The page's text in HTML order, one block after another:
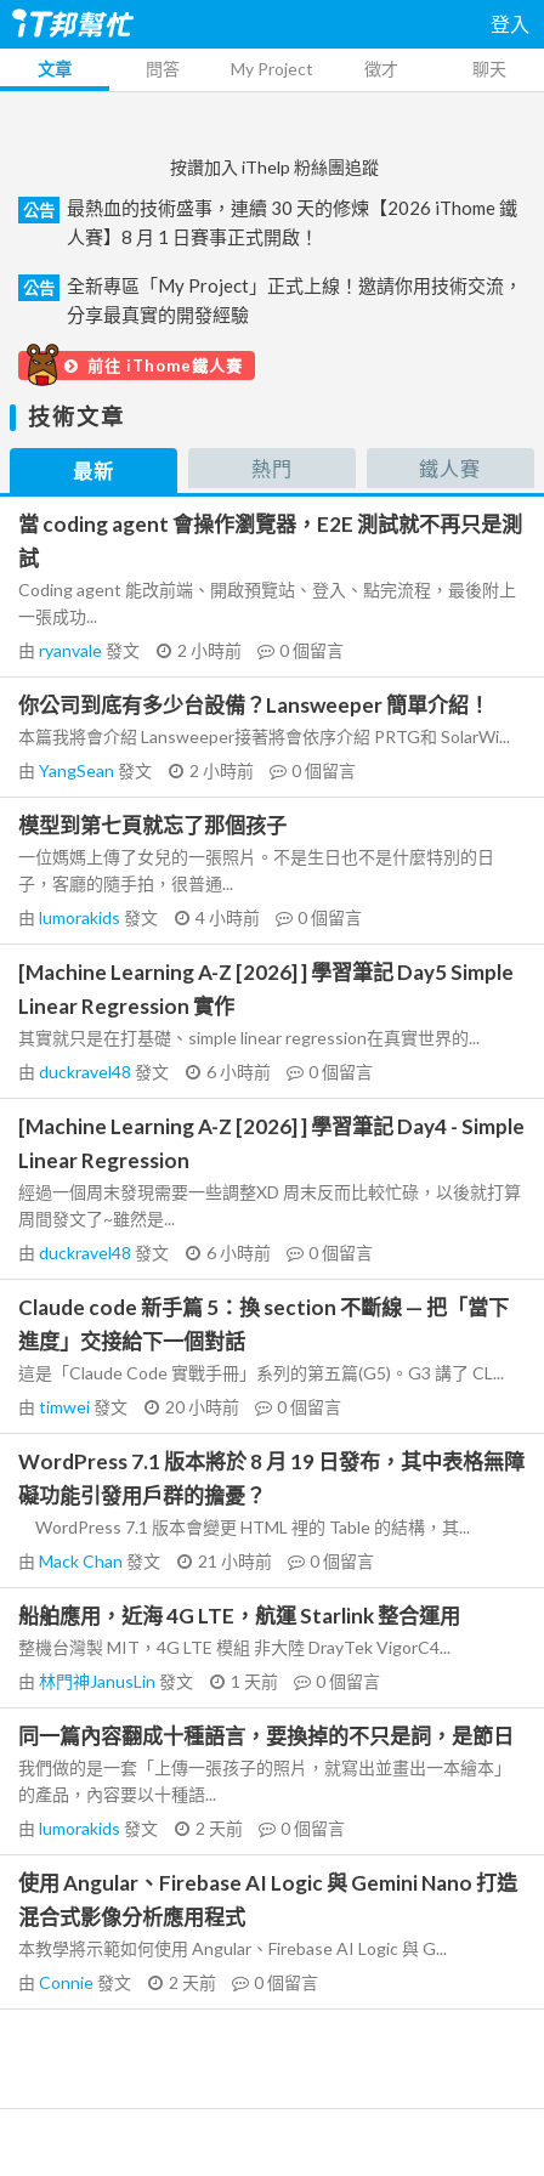
登入
文章 問答 My Project 徵才 聊天
按讚加入 iThelp 粉絲團追蹤
公告
最熱血的技術盛事，連續 30 天的修煉【2026 iThome 鐵
人賽】8 月 1 日賽事正式開啟！
公告
全新專區「My Project」正式上線！邀請你用技術交流，
分享最真實的開發經驗
前往 iThome鐵人賽
技術文章
最新 熱門 鐵人賽
當 coding agent 會操作瀏覽器，E2E 測試就不再只是測
試
Coding agent 能改前端、開啟預覽站、登入、點完流程，最後附上
一張成功...
由 ryanvale發文 2 小時前 0個留言
你公司到底有多少台設備？Lansweeper 簡單介紹！
本篇我將會介紹 Lansweeper接著將會依序介紹 PRTG和 SolarWi...
由 YangSean 發文 2 小時前 0個留言
模型到第七頁就忘了那個孩子
一位媽媽上傳了女兒的一張照片。不是生日也不是什麼特別的日
子，客廳的隨手拍，很普通...
由 lumorakids 發文 4 小時前 0個留言
[Machine Learning A-Z [2026] ] 學習筆記 Day5 Simple
Linear Regression 實作
其實就只是在打基礎、simple linear regression在真實世界的...
由 duckravel48 發文 6 小時前 0個留言
[Machine Learning A-Z [2026] ] 學習筆記 Day4 - Simple
Linear Regression
經過一個周末發現需要一些調整XD 周末反而比較忙碌，以後就打算
周間發文了~雖然是...
由 duckravel48 發文 6 小時前 0個留言
Claude code 新手篇 5：換 section 不斷線 — 把「當下
進度」交接給下一個對話
這是「Claude Code 實戰手冊」系列的第五篇(G5)。G3 講了 CL...
由 timwei發文 20 小時前 0個留言
WordPress 7.1 版本將於 8 月 19 日發布，其中表格無障
礙功能引發用戶群的擔憂？
WordPress 7.1 版本會變更 HTML 裡的 Table 的結構，其...
由 Mack Chan 發文 21 小時前 0個留言
船舶應用，近海 4G LTE，航運 Starlink 整合運用
整機台灣製 MIT，4G LTE 模組 非大陸 DrayTek VigorC4...
由 林門神JanusLin 發文 1 天前 0個留言
同一篇內容翻成十種語言，要換掉的不只是詞，是節日
我們做的是一套「上傳一張孩子的照片，就寫出並畫出一本繪本」
的產品，內容要以十種語...
由 lumorakids 發文 2 天前 0個留言
使用 Angular、Firebase AI Logic 與 Gemini Nano 打造
混合式影像分析應用程式
本教學將示範如何使用 Angular、Firebase AI Logic 與 G...
由 Connie發文 2 天前 0個留言